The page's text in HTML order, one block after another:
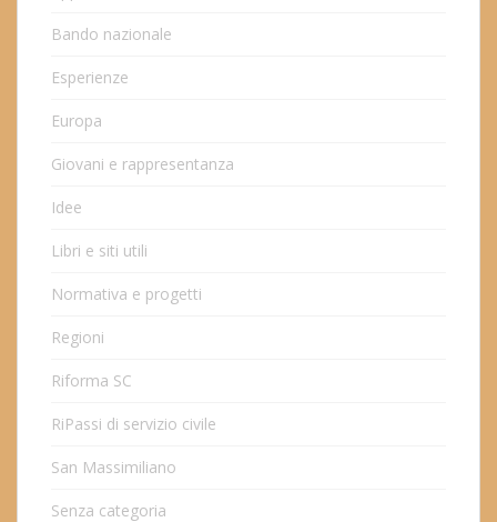
Bando nazionale
Esperienze
Europa
Giovani e rappresentanza
Idee
Libri e siti utili
Normativa e progetti
Regioni
Riforma SC
RiPassi di servizio civile
San Massimiliano
Senza categoria